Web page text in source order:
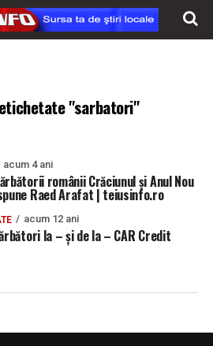
"sarbatori"
acum 4 ani
românii Crăciunul și Anul Nou
Raed Arafat | teiusinfo.ro
acum 12 ani
la – şi de la – CAR Credit